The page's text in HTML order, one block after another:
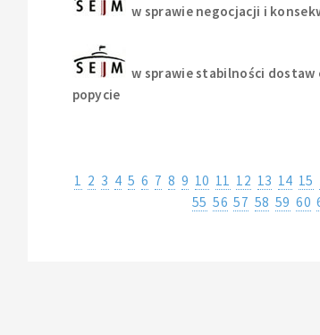
w sprawie negocjacji i
w sprawie stabilności
popycie
1 2 3 4 5 6 7 8 9 10 11 12 13 14 15
55 56 57 58 59 60